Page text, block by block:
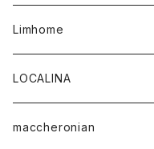
バンダナ
タンクトップ
Tシャツ
シャツ
スカート
パンツ
レディース
アウター
カットソー
トップス
シャツ
カーディガン
Limhome
LOCALINA
ロングスリーブテーシャツ
maccheronian